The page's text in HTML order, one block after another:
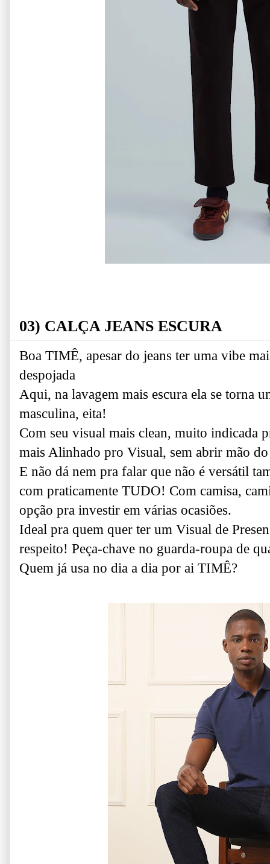
03) CALÇA JEANS ESCURA
Boa TIMÊ, apesar do jeans ter uma vibe
despojada
Aqui, na lavagem mais escura ela se torna
masculina, eita!
Com seu visual mais clean, muito indicada
mais Alinhado pro Visual, sem abrir mão
E não dá nem pra falar que não é versátil
com praticamente TUDO! Com camisa,
opção pra investir em várias ocasiões.
Ideal pra quem quer ter um Visual de
respeito! Peça-chave no guarda-roupa de
Quem já usa no dia a dia por ai TIMÊ?